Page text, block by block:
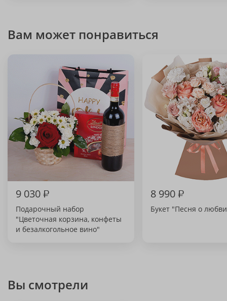
Вам может понравиться
9 030₽
Подарочный набор
"Цветочная корзина, конфеты
и безалкогольное вино"
8 990₽
Букет "Песня о
Вы смотрели